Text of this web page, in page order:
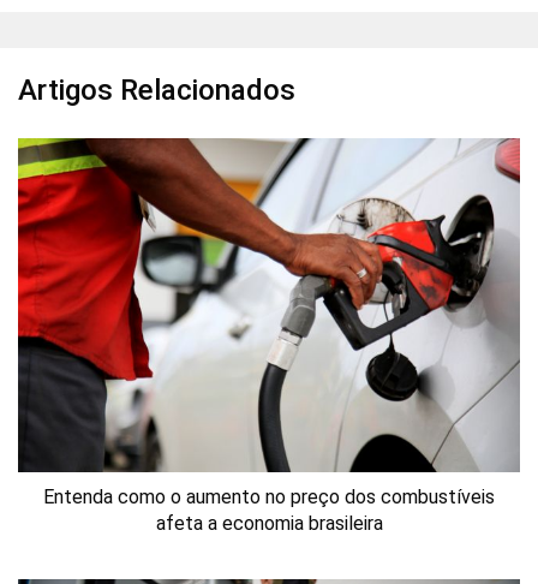
Artigos Relacionados
Entenda como o aumento no preço dos combustíveis
afeta a economia brasileira